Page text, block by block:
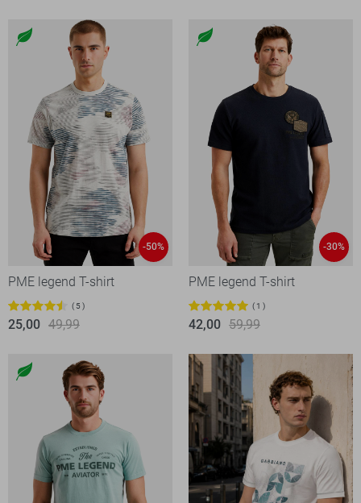
-50%
PME legend T-shirt
5
25,00 49,99
-30%
PME legend T-shirt
1
42,00 59,99